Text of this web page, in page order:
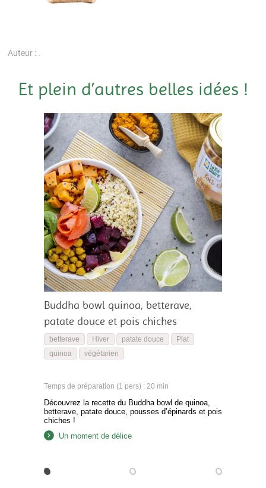
Auteur : .
Et plein d’autres belles idées !
Buddha bowl quinoa, betterave,
patate douce et pois chiches
betterave Hiver patate douce
Plat
quinoa
végétarien
Temps de préparation (1 pers) : 20 min
Découvrez la recette du Buddha bowl de quinoa,
betterave, patate douce, pousses d’épinards et pois
chiches !
Un moment de délice